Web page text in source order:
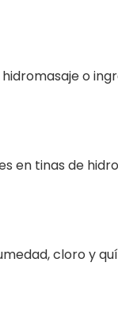
o
en tinas de
cloro y